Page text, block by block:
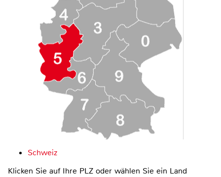
Schweiz
Klicken Sie auf Ihre PLZ oder wählen Sie ein Land